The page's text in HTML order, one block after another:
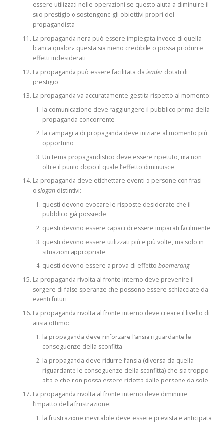
essere utilizzati nelle operazioni se questo aiuta a diminuire il
suo prestigio o sostengono gli obiettivi propri del
propagandista
La propaganda nera può essere impiegata invece di quella
bianca qualora questa sia meno credibile o possa produrre
effetti indesiderati
La propaganda può essere facilitata da leaderdotati di
prestigio
La propaganda va accuratamente gestita rispetto al momento:
la comunicazione deve raggiungere il pubblico prima della
propaganda concorrente
la campagna di propaganda deve iniziare al momento più
opportuno
Un tema propagandistico deve essere ripetuto, ma non
oltre il punto dopo il quale l’effetto diminuisce
La propaganda deve etichettare eventi o persone con frasi
o slogandistintivi:
questi devono evocare le risposte desiderate che il
pubblico già possiede
questi devono essere capaci di essere imparati facilmente
questi devono essere utilizzati più e più volte, ma solo in
situazioni appropriate
questi devono essere a prova di effetto boomerang
La propaganda rivolta al fronte interno deve prevenire il
sorgere di false speranze che possono essere schiacciate da
eventi futuri
La propaganda rivolta al fronte interno deve creare il livello di
ansia ottimo:
la propaganda deve rinforzare l’ansia riguardante le
conseguenze della sconfitta
la propaganda deve ridurre l’ansia (diversa da quella
riguardante le conseguenze della sconfitta) che sia troppo
alta e che non possa essere ridotta dalle persone da sole
La propaganda rivolta al fronte interno deve diminuire
l’impatto della frustrazione:
la frustrazione inevitabile deve essere prevista e anticipata